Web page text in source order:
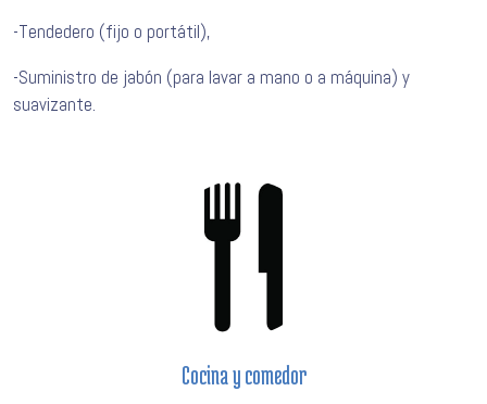
-Tendedero (fijo o portátil),
-Suministro de jabón (para lavar a mano o a máquina) y
suavizante.
Cocina y comedor